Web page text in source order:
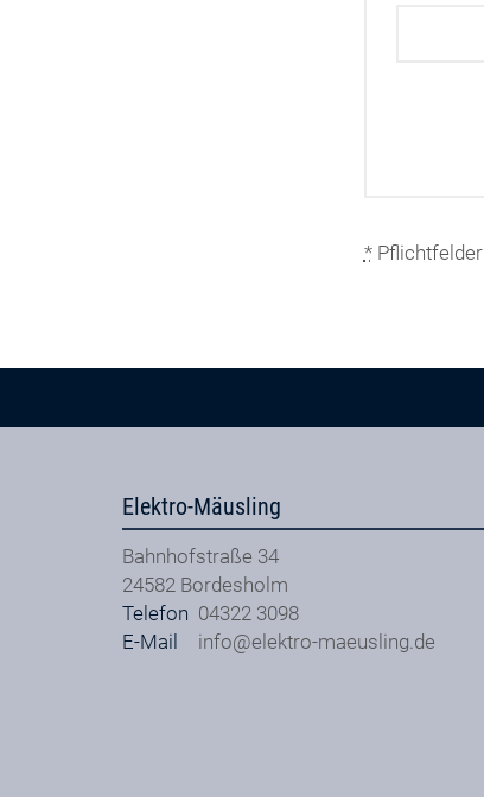
*Pflichtfelder
Elektro-Mäusling
Bahnhofstraße 34
24582 Bordesholm
Telefon 04322 3098
E-Mail
info@elektro-maeusling.de